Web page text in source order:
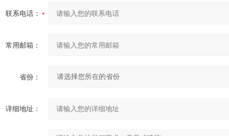
联系电话：
常用邮箱：
省份：
详细地址：